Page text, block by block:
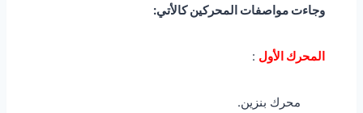
وجاءت مواصفات المحركين كالأتي:
المحرك الأول :
محرك بنزين.